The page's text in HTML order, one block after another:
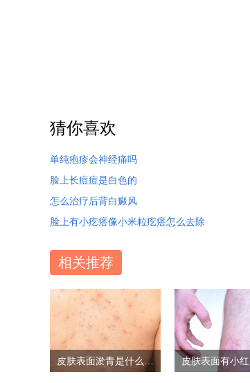
猜你喜欢
单纯疱疹会神经痛吗
脸上长痘痘是白色的
怎么治疗后背白癜风
脸上有小疙瘩像小米粒疙瘩怎么去除
相关推荐
皮肤表面淤青是什么原因